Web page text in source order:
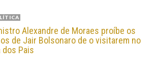
Alexandre de Moraes proíbe os
de Jair Bolsonaro de o visitarem no
dos Pais